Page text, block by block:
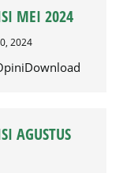
MEI 2024
2024
AGUSTUS